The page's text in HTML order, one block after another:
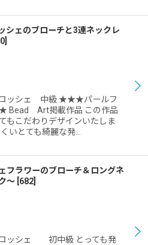
シェのブローチと3連ネックレ
ロッシェ 中級 ★★★パールフ
Bead Art掲載作品 この作品
もこだわりデザインいたしま
いとても綺麗な発…
フラワーのブローチ＆ロングネ
〜 682
ロッシェ 初中級 とっても発